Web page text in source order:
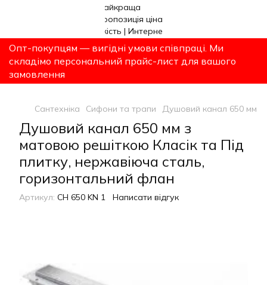
Опт-покупцям — вигідні умови співпраці. Ми
складімо персональний прайс-лист для вашого
замовлення
Сантехніка Сифони та трапи Душовий канал 650 мм з
Душовий канал 650 мм з
матовою решіткою Класік та Під
плитку, нержавіюча сталь,
горизонтальний флан
Артикул: CH 650 KN 1 Написати відгук